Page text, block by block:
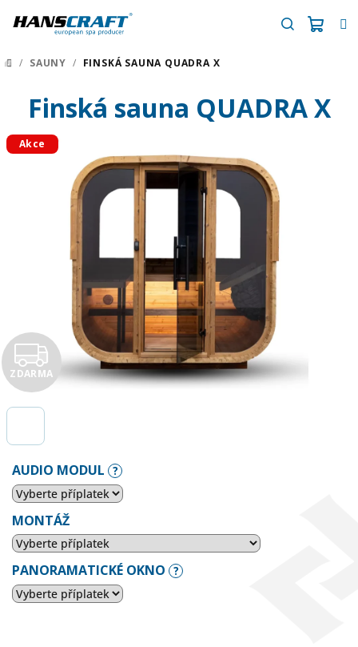
na
košík
DOMŮ
/ SAUNY / FINSKÁ SAUNA QUADRA X
AUDIO MODUL ?
MONTÁŽ
PANORAMATICKÉ OKNO ?
Finská sauna QUADRA X
Akce
Z
D
M
A
ZDARMA